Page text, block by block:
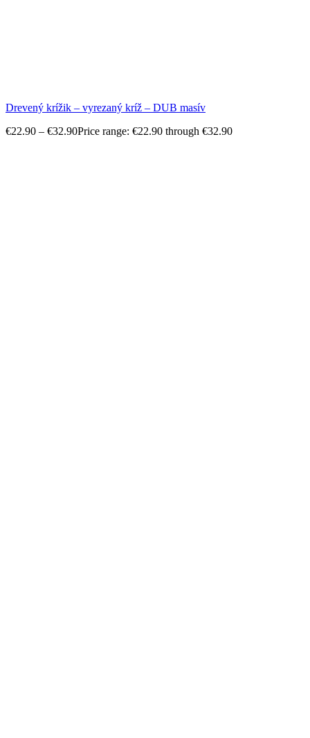
Drevený krížik – vyrezaný kríž – DUB masív
€22.90 – €32.90Price range: €22.90 through €32.90